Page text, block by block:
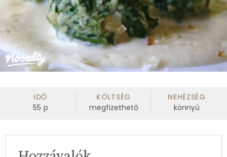
IDŐ
55 p
KÖLTSÉG
megfizethető
NEHÉZSÉG
könnyű